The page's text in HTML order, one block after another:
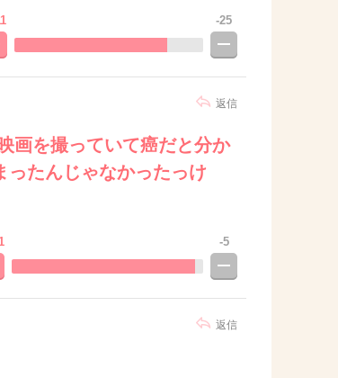
-25
画を撮っていて癌だと分か
ったんじゃなかったっけ
返信
-5
返信